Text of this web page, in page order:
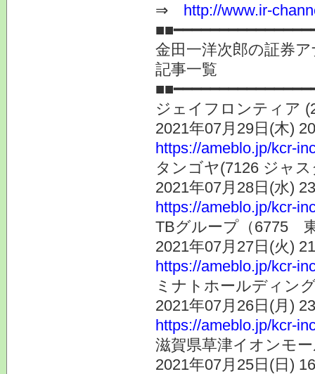
⇒ http://www.ir-
金田一洋次郎の証券
記事一覧
ジェイフロンティア
2021年07月29日(木)
https://ameblo.jp/kcr-
タンゴヤ(7126 ジャ
2021年07月28日(水)
https://ameblo.jp/kcr-
TBグループ（6775
2021年07月27日(火)
https://ameblo.jp/kcr-
ミナトホールディン
2021年07月26日(月)
https://ameblo.jp/kcr-
滋賀県草津イオンモ
2021年07月25日(日)